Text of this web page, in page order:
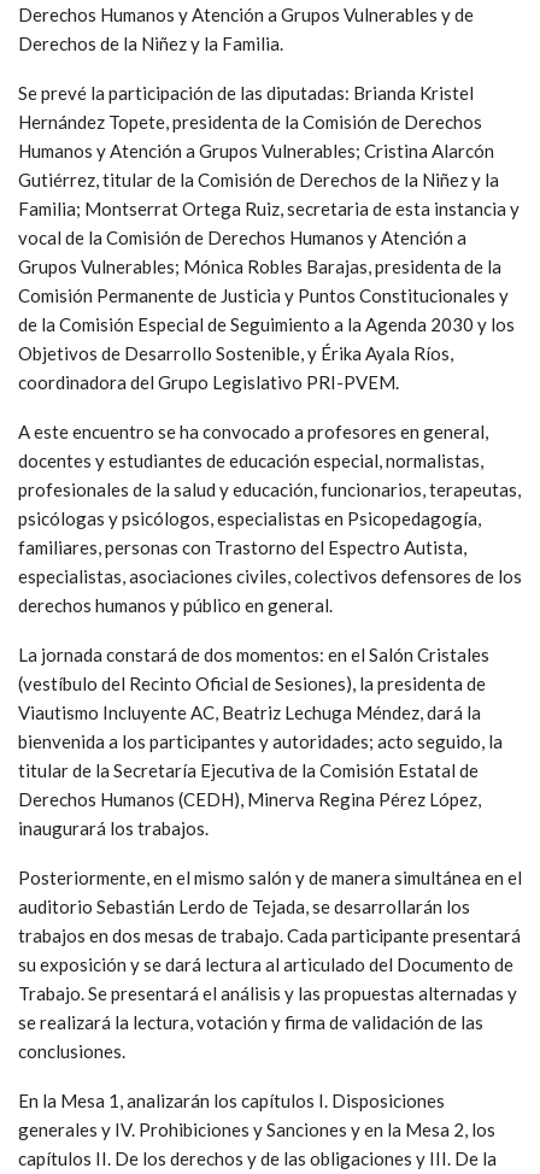
Derechos Humanos y Atención a Grupos Vulnerables y de
Derechos de la Niñez y la Familia.
Se prevé la participación de las diputadas: Brianda Kristel
Hernández Topete, presidenta de la Comisión de Derechos
Humanos y Atención a Grupos Vulnerables; Cristina Alarcón
Gutiérrez, titular de la Comisión de Derechos de la Niñez y la
Familia; Montserrat Ortega Ruiz, secretaria de esta instancia y
vocal de la Comisión de Derechos Humanos y Atención a
Grupos Vulnerables; Mónica Robles Barajas, presidenta de la
Comisión Permanente de Justicia y Puntos Constitucionales y
de la Comisión Especial de Seguimiento a la Agenda 2030 y los
Objetivos de Desarrollo Sostenible, y Érika Ayala Ríos,
coordinadora del Grupo Legislativo PRI-PVEM.
A este encuentro se ha convocado a profesores en general,
docentes y estudiantes de educación especial, normalistas,
profesionales de la salud y educación, funcionarios, terapeutas,
psicólogas y psicólogos, especialistas en Psicopedagogía,
familiares, personas con Trastorno del Espectro Autista,
especialistas, asociaciones civiles, colectivos defensores de los
derechos humanos y público en general.
La jornada constará de dos momentos: en el Salón Cristales
(vestíbulo del Recinto Oficial de Sesiones), la presidenta de
Viautismo Incluyente AC, Beatriz Lechuga Méndez, dará la
bienvenida a los participantes y autoridades; acto seguido, la
titular de la Secretaría Ejecutiva de la Comisión Estatal de
Derechos Humanos (CEDH), Minerva Regina Pérez López,
inaugurará los trabajos.
Posteriormente, en el mismo salón y de manera simultánea en el
auditorio Sebastián Lerdo de Tejada, se desarrollarán los
trabajos en dos mesas de trabajo. Cada participante presentará
su exposición y se dará lectura al articulado del Documento de
Trabajo. Se presentará el análisis y las propuestas alternadas y
se realizará la lectura, votación y firma de validación de las
conclusiones.
En la Mesa 1, analizarán los capítulos I. Disposiciones
generales y IV. Prohibiciones y Sanciones y en la Mesa 2, los
capítulos II. De los derechos y de las obligaciones y III. De la